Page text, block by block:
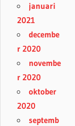
januari
2021
decembe
r 2020
novembe
r 2020
oktober
2020
septemb